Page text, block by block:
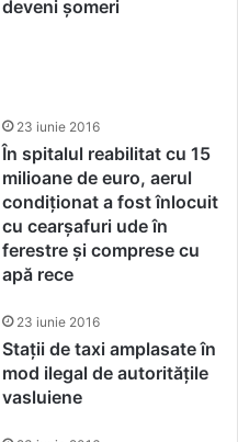
deveni șomeri
23 iunie 2016
În spitalul reabilitat cu 15
milioane de euro, aerul
condiționat a fost înlocuit
cu cearșafuri ude în
ferestre și comprese cu
apă rece
23 iunie 2016
Stații de taxi amplasate în
mod ilegal de autoritățile
vasluiene